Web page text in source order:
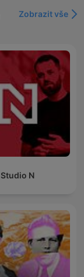
Zobrazit vše
Studio N